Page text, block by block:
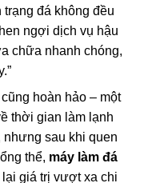
đá không đều
ngợi dịch vụ hậu
chữa nhanh chóng,
hoàn hảo – một
thời gian làm lạnh
sau khi quen
thể, máy làm đá
giá trị vượt xa chi